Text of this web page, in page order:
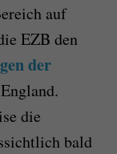
auf
EZB den
der
die
bald